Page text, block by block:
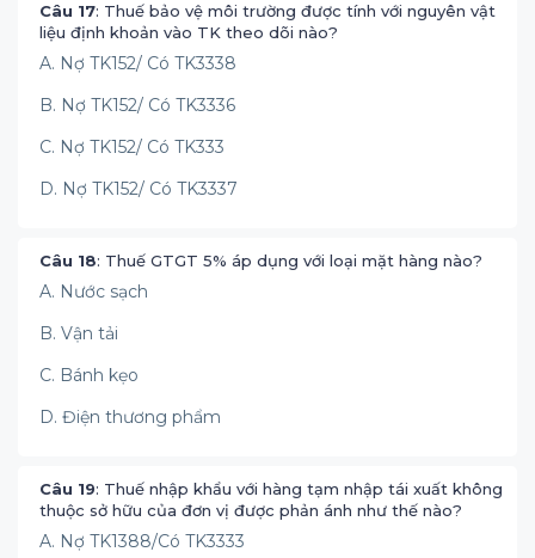
Câu 17: Thuế bảo vệ môi trường được tính với nguyên vật
liệu định khoản vào TK theo dõi nào?
A. Nợ TK152/ Có TK3338
B. Nợ TK152/ Có TK3336
C. Nợ TK152/ Có TK333
D. Nợ TK152/ Có TK3337
Câu 18: Thuế GTGT 5% áp dụng với loại mặt hàng nào?
A. Nước sạch
B. Vận tải
C. Bánh kẹo
D. Điện thương phẩm
Câu 19: Thuế nhập khẩu với hàng tạm nhập tái xuất không
thuộc sở hữu của đơn vị được phản ánh như thế nào?
A. Nợ TK1388/Có TK3333